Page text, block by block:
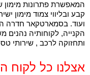
קבע ובליווי צמוד מימון
ועוד. בסמארטקאר חדרה
הקנייה, לקוחותיה נהנים
ותחזוקה לרכב , שירותי
אצלנו כל לקוח